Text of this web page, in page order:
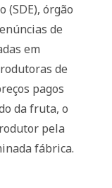
(SDE), órgão
de
em
de
pagos
da fruta, o
pela
fábrica.